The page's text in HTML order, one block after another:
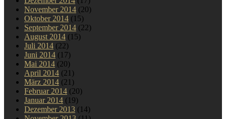
November 2014 (20)
Oktober 2014 (15)
September 2014 (22)
August 2014 (15)
Juli 2014 (22)
Juni 2014 (17)
Mai 2014 (20)
April 2014 (21)
März 2014 (21)
Februar 2014 (20)
Januar 2014 (19)
Dezember 2013 (14)